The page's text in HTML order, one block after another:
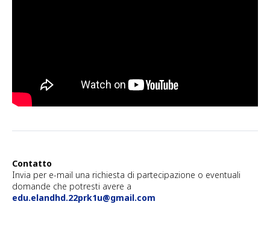
Contatto
Invia per e-mail una richiesta di partecipazione o eventuali
domande che potresti avere a
edu.elandhd.22prk1u@gmail.com